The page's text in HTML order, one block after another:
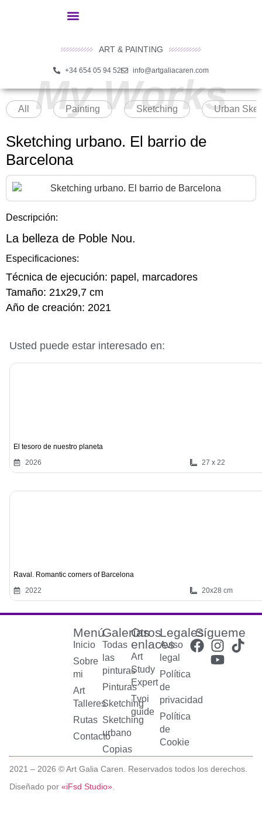
ART & PAINTING
+34 654 05 94 52 info@artgaliacaren.com
My Works
All Painting Sketching Urban
Sketching urbano. El barrio de
Barcelona
Descripción:
La belleza de Poble Nou.
Especificaciones:
Técnica de ejecución: papel, marcadores
Tamaño: 21x29,7 cm
Año de creación: 2021
Usted puede estar interesado en:
El tesoro de nuestro planeta
2026
27 x 22
Raval. Romantic corners of Barcelona
2022
20x28 cm
Menú
Inicio
Sobre
mi
Art
Talleres
Rutas
Contacto
Galerías
Todas
las
pinturas
Pinturas
Sketching
Sketching
urbano
Copias
Otros
enlaces
Art
Study
Expert
Tvoi
guide
Legales
Aviso
legal
Política
de
privacidad
Política
de
Cookie
Sígueme
2021 – 2026 © Art Galia Caren. Reservados todos los derechos.
Diseñado por «iFsd Studio»